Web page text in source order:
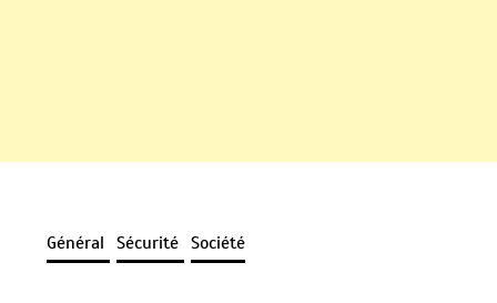
Général Sécurité Société